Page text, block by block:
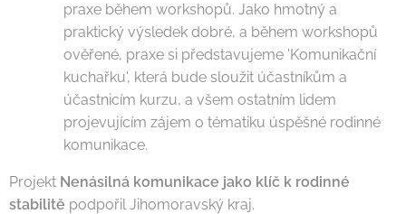
praxe během workshopů. Jako hmotný a
praktický výsledek dobré, a během workshopů
ověřené, praxe si představujeme 'Komunikační
kuchařku', která bude sloužit účastníkům a
účastnicím kurzu, a všem ostatním lidem
projevujícím zájem o tématiku úspěšné rodinné
komunikace.
Projekt Nenásilná komunikace jako klíč k rodinné
stabilitě podpořil Jihomoravský kraj.